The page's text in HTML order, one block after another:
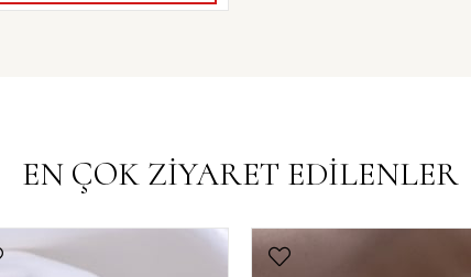
EN ÇOK ZİYARET EDİLENLER